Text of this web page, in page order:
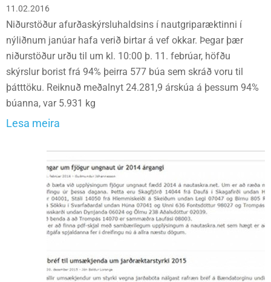
11.02.2016
Niðurstöður afurðaskýrsluhaldsins í nautgriparæktinni í
nýliðnum janúar hafa verið birtar á vef okkar. Þegar þær
niðurstöður urðu til um kl. 10:00 þ. 11. febrúar, höfðu
skýrslur borist frá 94% þeirra 577 búa sem skráð voru til
þátttöku. Reiknuð meðalnyt 24.281,9 árskúa á þessum 94%
búanna, var 5.931 kg
Lesa meira